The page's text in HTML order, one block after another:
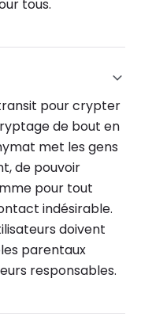
tous.
pour crypter
de bout en
met les gens
de pouvoir
pour tout
indésirable.
doivent
parentaux
responsables.